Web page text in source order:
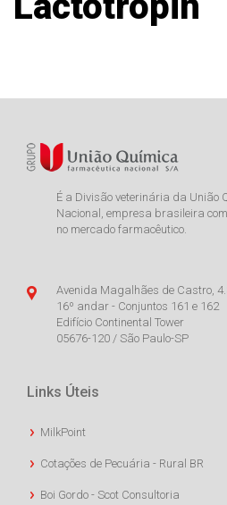
É a Divisão veterinária da União
Nacional, empresa brasileira
no mercado farmacêutico.
Avenida Magalhães de Castro,
16º andar - Conjuntos 161 e 162
Edifício Continental Tower
05676-120 / São Paulo-SP
Links Úteis
MilkPoint
Cotações de Pecuária - Rural BR
Boi Gordo - Scot Consultoria